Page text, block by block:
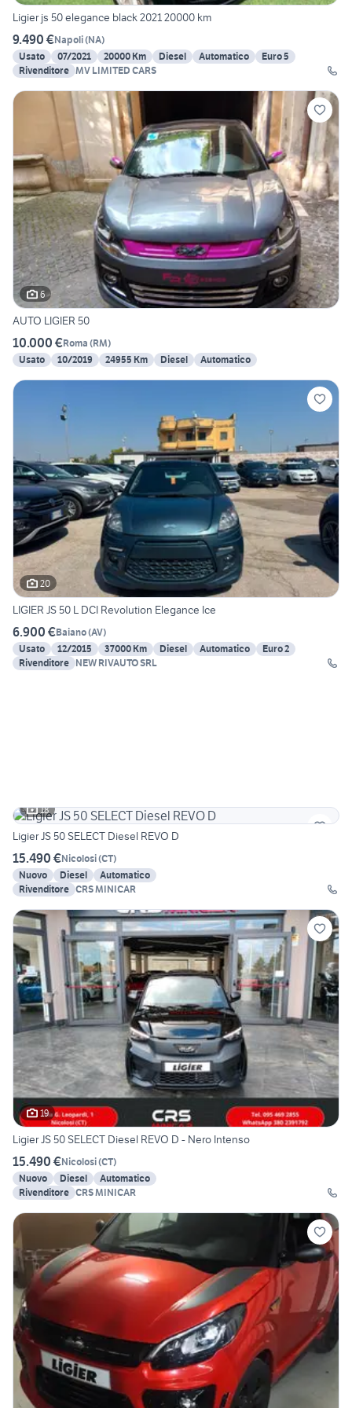
Ligier js 50 elegance black 2021 20000 km
9.490 €Napoli(NA)
Usato
07/2021 20000 Km Diesel Automatico
Euro 5
Rivenditore MV LIMITED CARS
6
AUTO LIGIER 50
10.000 €Roma (RM)
Usato
10/2019 24955 Km Diesel Automatico
20
LIGIER JS 50 L DCI Revolution Elegance Ice
6.900 €Baiano(AV)
Usato
12/2015 37000 Km Diesel Automatico
Euro 2
Rivenditore NEW RIVAUTO SRL
18
Ligier JS 50 SELECT Diesel REVO D
15.490 €Nicolosi(CT)
Nuovo
Diesel
Automatico
Rivenditore CRS MINICAR
19
Ligier JS 50 SELECT Diesel REVO D - Nero Intenso
15.490 €Nicolosi(CT)
Nuovo
Diesel
Automatico
Rivenditore CRS MINICAR